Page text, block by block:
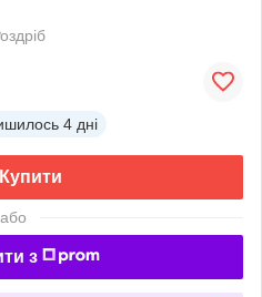
4 дні
Купити
або
з